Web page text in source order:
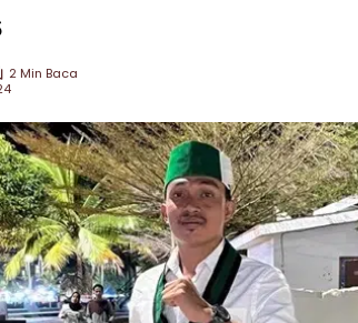
2 Min Baca